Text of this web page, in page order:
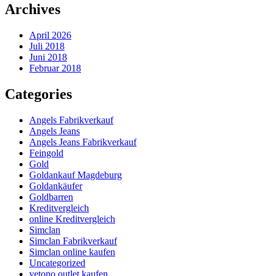
Archives
April 2026
Juli 2018
Juni 2018
Februar 2018
Categories
Angels Fabrikverkauf
Angels Jeans
Angels Jeans Fabrikverkauf
Feingold
Gold
Goldankauf Magdeburg
Goldankäufer
Goldbarren
Kreditvergleich
online Kreditvergleich
Simclan
Simclan Fabrikverkauf
Simclan online kaufen
Uncategorized
vetono outlet kaufen